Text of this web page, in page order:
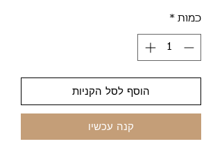
כמות *
הוסף לסל הקניות
קנה עכשיו